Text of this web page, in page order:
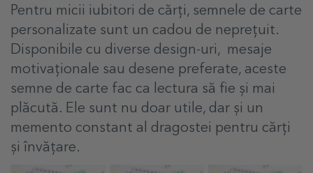
Pentru micii iubitori de cărți, semnele de carte
personalizate sunt un cadou de neprețuit.
Disponibile cu diverse design-uri, mesaje
motivaționale sau desene preferate, aceste
semne de carte fac ca lectura să fie și mai
plăcută. Ele sunt nu doar utile, dar și un
memento constant al dragostei pentru cărți
și învățare.